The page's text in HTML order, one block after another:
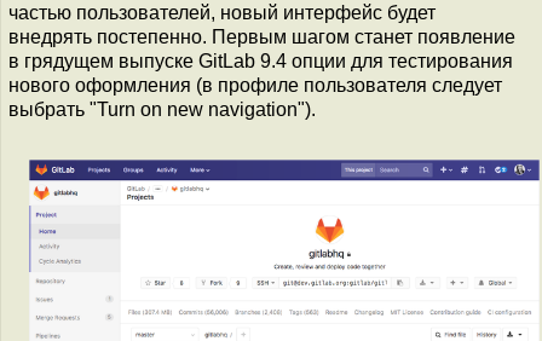
частью пользователей, новый интерфейс будет
внедрять постепенно. Первым шагом станет появление
в грядущем выпуске GitLab 9.4 опции для тестирования
нового оформления (в профиле пользователя следует
выбрать "Turn on new navigation").